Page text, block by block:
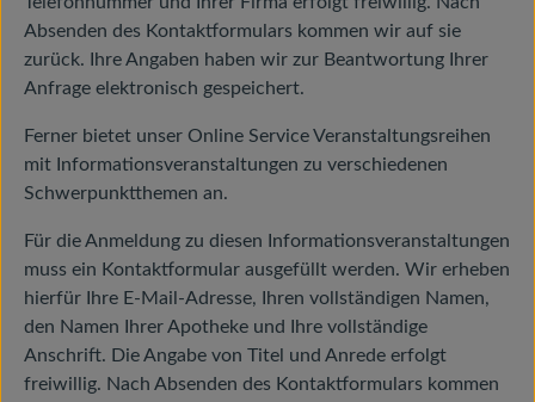
Absenden des Kontaktformulars kommen wir auf sie
zurück. Ihre Angaben haben wir zur Beantwortung Ihrer
Anfrage elektronisch gespeichert.
Ferner bietet unser Online Service Veranstaltungsreihen
mit Informationsveranstaltungen zu verschiedenen
Schwerpunktthemen an.
Für die Anmeldung zu diesen Informationsveranstaltungen
muss ein Kontaktformular ausgefüllt werden. Wir erheben
hierfür Ihre E-Mail-Adresse, Ihren vollständigen Namen,
den Namen Ihrer Apotheke und Ihre vollständige
Anschrift. Die Angabe von Titel und Anrede erfolgt
freiwillig. Nach Absenden des Kontaktformulars kommen